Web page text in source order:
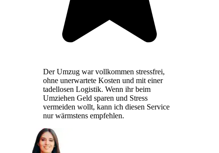
Der Umzug war vollkommen stressfrei,
ohne unerwartete Kosten und mit einer
tadellosen Logistik. Wenn ihr beim
Umziehen Geld sparen und Stress
vermeiden wollt, kann ich diesen Service
nur wärmstens empfehlen.